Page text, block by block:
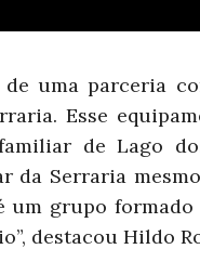
uma parceria
Esse
de Lago
da Serraria
grupo
destacou Hildo